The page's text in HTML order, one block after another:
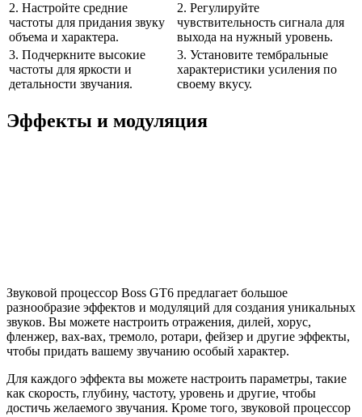
2. Настройте средние
частоты для придания звуку
объема и характера.
2. Регулируйте
чувствительность сигнала для
выхода на нужный уровень.
3. Подчеркните высокие
частоты для яркости и
детальности звучания.
3. Установите тембральные
характеристики усиления по
своему вкусу.
Эффекты и модуляция
Звуковой процессор Boss GT6 предлагает большое
разнообразие эффектов и модуляций для создания уникальных
звуков. Вы можете настроить отражения, дилей, хорус,
фленжер, вах-вах, тремоло, ротари, фейзер и другие эффекты,
чтобы придать вашему звучанию особый характер.
Для каждого эффекта вы можете настроить параметры, такие
как скорость, глубину, частоту, уровень и другие, чтобы
достичь желаемого звучания. Кроме того, звуковой процессор